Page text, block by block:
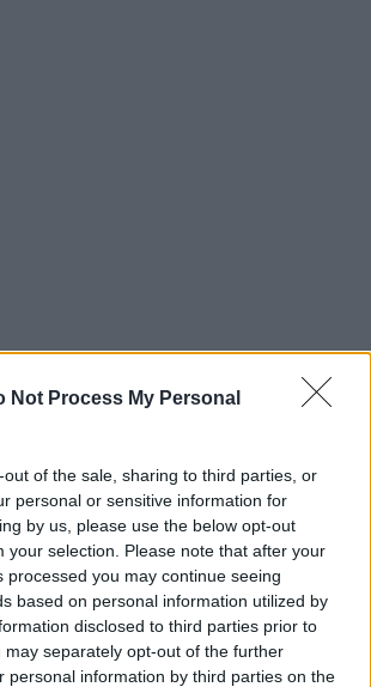
Not Process My Personal
out of the sale, sharing to third parties, or
personal or sensitive information for
by us, please use the below opt-out
your selection. Please note that after your
processed you may continue seeing
based on personal information utilized by
disclosed to third parties prior to
may separately opt-out of the further
personal information by third parties on the